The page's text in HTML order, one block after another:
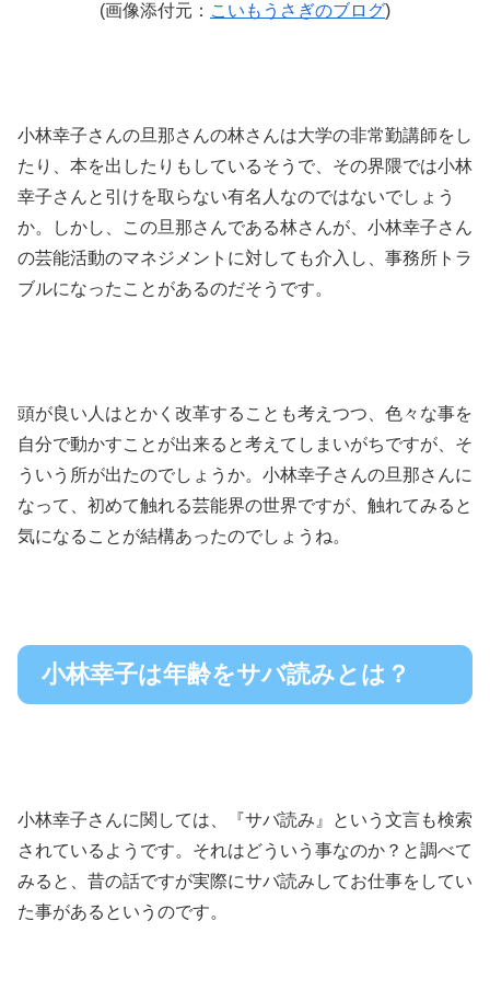
(画像添付元： こいもうさぎのブログ)
小林幸子さんの旦那さんの林さんは大学の非常勤講師をし
たり、本を出したりもしているそうで、その界隈では小林
幸子さんと引けを取らない有名人なのではないでしょう
か。しかし、この旦那さんである林さんが、小林幸子さん
の芸能活動のマネジメントに対しても介入し、事務所トラ
ブルになったことがあるのだそうです。
頭が良い人はとかく改革することも考えつつ、色々な事を
自分で動かすことが出来ると考えてしまいがちですが、そ
ういう所が出たのでしょうか。小林幸子さんの旦那さんに
なって、初めて触れる芸能界の世界ですが、触れてみると
気になることが結構あったのでしょうね。
小林幸子は年齢をサバ読みとは？
小林幸子さんに関しては、『サバ読み』という文言も検索
されているようです。それはどういう事なのか？と調べて
みると、昔の話ですが実際にサバ読みしてお仕事をしてい
た事があるというのです。